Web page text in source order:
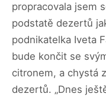
propracovala jsem
podstatě dezertů
podnikatelka Iveta
bude končit se
citronem, a chystá
dezertů. „Dnes